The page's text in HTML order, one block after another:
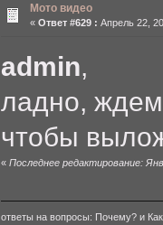
Мото видео
« Ответ #629 : Апрель 22,
admin,
ладно,
чтобы
« Последнее редактирование:
ответы на вопросы: Почему? и